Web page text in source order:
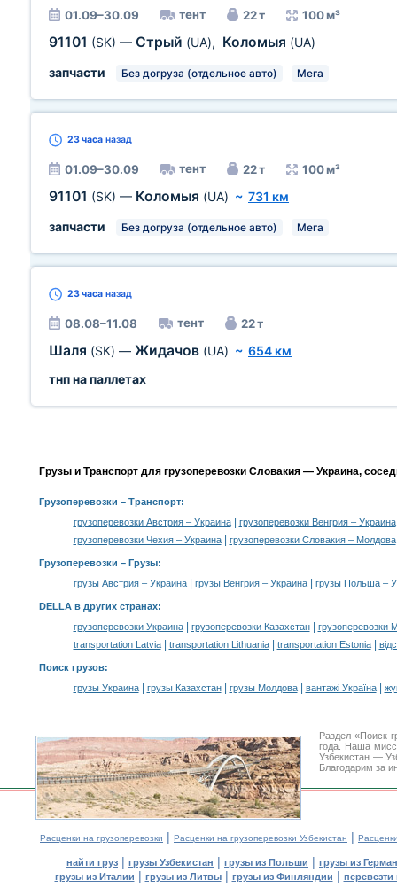
01.09–30.09 тент 22 т 100 м³
91101 (SK) — Стрый (UA), Коломыя (UA)
запчасти
Без догруза (отдельное авто) Мега
23 часа назад
01.09–30.09 тент 22 т 100 м³
91101 (SK) — Коломыя (UA) ~ 731 км
запчасти
Без догруза (отдельное авто) Мега
23 часа назад
08.08–11.08 тент 22 т
Шаля (SK) — Жидачов (UA) ~ 654 км
тнп на паллетах
Грузы и Транспорт для грузоперевозки Словакия — Украина,
Грузоперевозки – Транспорт:
грузоперевозки Австрия – Украина| грузоперевозки Венгрия – Украина
грузоперевозки Чехия – Украина| грузоперевозки Словакия – Молдова
Грузоперевозки – Грузы:
грузы Австрия – Украина| грузы Венгрия – Украина| грузы Польша –
DELLA в других странах:
грузоперевозки Украина| грузоперевозки Казахстан|
грузоперевозки
transportation Latvia| transportation Lithuania| transportation Estonia|
Поиск грузов:
грузы Украина| грузы Казахстан| грузы Молдова| вантажі Україна|
Раздел «Поиск
года. Наша
Узбекистан —
Благодарим за
Расценки на грузоперевозки | Расценки на грузоперевозки Узбекистан |
найти груз | грузы Узбекистан | грузы из Польши | грузы из
грузы из Италии | грузы из Литвы| грузы из Финляндии | перевезти